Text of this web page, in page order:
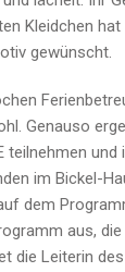
Kleidchen
gewünscht.
Genauso
teilnehmen
im Bickel-
dem
aus,
die Leiterin